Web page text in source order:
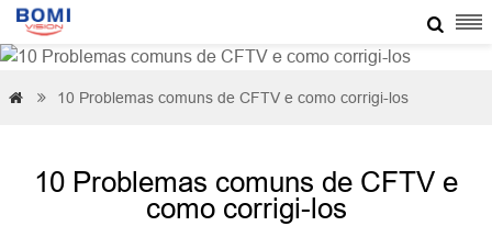

  10 Problemas comuns de CFTV e como corrigi-los
10 Problemas comuns de CFTV e
como corrigi-los